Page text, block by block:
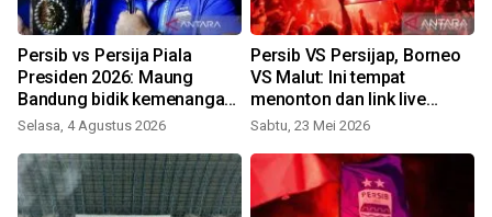
Persib vs Persija Piala
Presiden 2026: Maung
Bandung bidik kemenangan
atas Macan Kemayoran
Selasa, 4 Agustus 2026
Persib VS Persijap, Borneo
VS Malut: Ini tempat
menonton dan link live
streamingnya!
Sabtu, 23 Mei 2026